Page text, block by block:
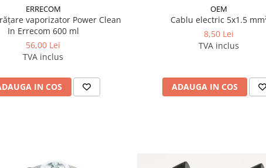
ERRECOM
vaporizator Power Clean
In Errecom 600 ml
56,00 Lei
TVA inclus
IN COS
OEM
Cablu electric 5x1.5
8,50 Lei
TVA inclus
ADAUGA IN COS